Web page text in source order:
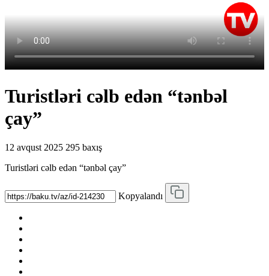
Turistləri cəlb edən “tənbəl
çay”
12 avqust 2025 295 baxış
Turistləri cəlb edən “tənbəl çay”
Kopyalandı